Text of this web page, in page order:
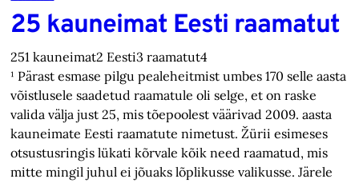
25 kauneimat Eesti raamatut
251 kauneimat2 Eesti3 raamatut4
¹ Pärast esmase pilgu pealeheitmist umbes 170 selle aasta
võistlusele saadetud raamatule oli selge, et on raske
valida välja just 25, mis tõepoolest väärivad 2009. aasta
kauneimate Eesti raamatute nimetust. Žürii esimeses
otsustusringis lükati kõrvale kõik need raamatud, mis
mitte mingil juhul ei jõuaks lõplikusse valikusse. Järele